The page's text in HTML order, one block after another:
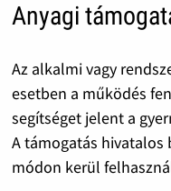
Anyagi
Az alkalmi vagy
esetben a működés
segítséget jelent a
A támogatás
módon kerül